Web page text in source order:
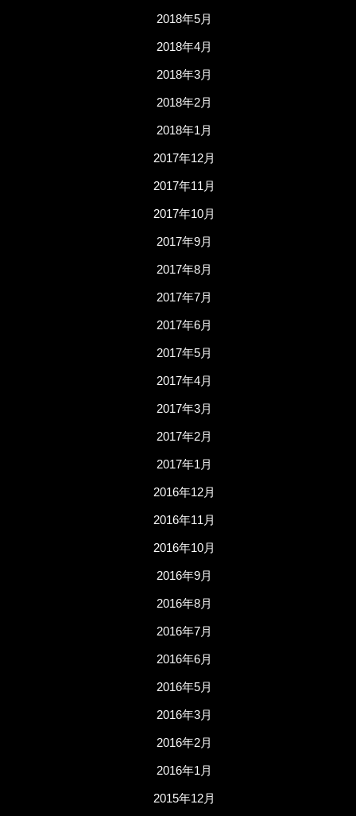
2018年5月
2018年4月
2018年3月
2018年2月
2018年1月
2017年12月
2017年11月
2017年10月
2017年9月
2017年8月
2017年7月
2017年6月
2017年5月
2017年4月
2017年3月
2017年2月
2017年1月
2016年12月
2016年11月
2016年10月
2016年9月
2016年8月
2016年7月
2016年6月
2016年5月
2016年3月
2016年2月
2016年1月
2015年12月